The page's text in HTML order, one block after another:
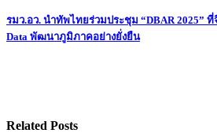
Post
navigation
รมว.อว. นำทัพไทยร่วมประชุม “DBAR 2025”
Data พัฒนาภูมิภาคอย่างยั่งยืน
Related Posts